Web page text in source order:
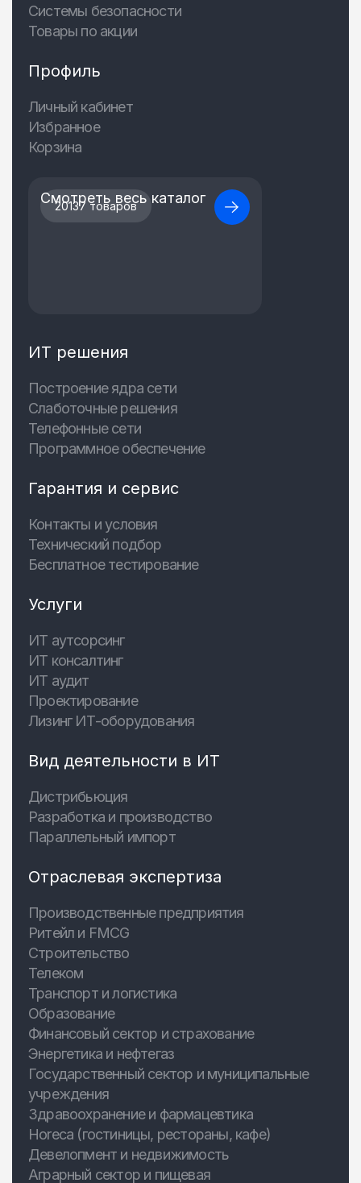
Системы безопасности
Товары по акции
Профиль
Личный кабинет
Избранное
Корзина
20137 товаров
Смотреть весь каталог
ИТ решения
Построение ядра сети
Слаботочные решения
Телефонные сети
Программное обеспечение
Гарантия и сервис
Контакты и условия
Технический подбор
Бесплатное тестирование
Услуги
ИТ аутсорсинг
ИТ консалтинг
ИТ аудит
Проектирование
Лизинг ИТ-оборудования
Вид деятельности в ИТ
Дистрибьюция
Разработка и производство
Параллельный импорт
Отраслевая экспертиза
Производственные предприятия
Ритейл и FMCG
Строительство
Телеком
Транспорт и логистика
Образование
Финансовый сектор и страхование
Энергетика и нефтегаз
Государственный сектор и муниципальные
учреждения
Здравоохранение и фармацевтика
Horeca (гостиницы, рестораны, кафе)
Девелопмент и недвижимость
Аграрный сектор и пищевая